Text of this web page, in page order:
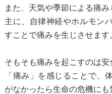
また、天気や季節による痛み
主に、自律神経やホルモン
すことで痛みを生じさせます
そもそも痛みを起こすのは安
「痛み」を感じることで、
がなかったら生命の危機にも